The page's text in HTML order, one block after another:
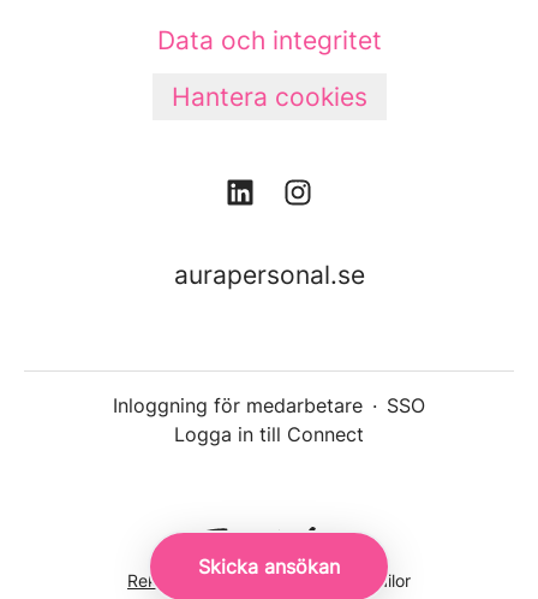
Skicka ansökan
Data och integritet
Hantera cookies
aurapersonal.se
Inloggning för medarbetare · SSO
Logga in till Connect
Rekryteringsverktygfrån Teamtailor